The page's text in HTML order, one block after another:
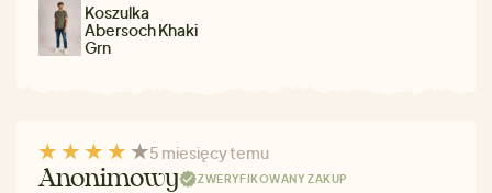
Koszulka
Abersoch Khaki
Grn
5 miesięcy temu
Anonimowy ZWERYFIKOWANY ZAKUP